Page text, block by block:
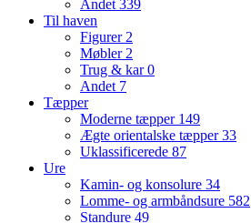
Andet339
Til haven
Figurer2
Møbler2
Trug & kar0
Andet 7
Tæpper
Moderne tæpper 149
Ægte orientalske tæpper33
Uklassificerede 87
Ure
Kamin- og konsolure 34
Lomme- og armbåndsure 582
Standure 49